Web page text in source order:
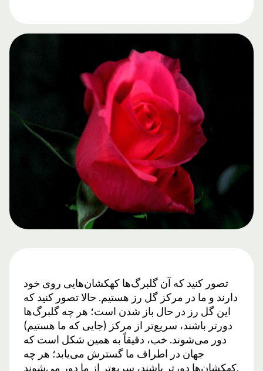
تصور کنید که آن گلبرگ‌ها کهکشان‌هایی روی خود
دارند و ما در مرکز گل رز هستیم. حالا تصور کنید که
این گل رز در حال باز شدن است؛ هر چه گلبرگ‌ها
دورتر باشند، سریع‌تر از مرکز (جایی که ما هستیم)
دور می‌شوند. خب، دقیقاً به همین شکل است که
جهان در اطراف ما گسترش می‌یابد؛ هر چه
کهکشان‌ها دورتر باشند، سریع‌تر از ما دور می‌شوند.